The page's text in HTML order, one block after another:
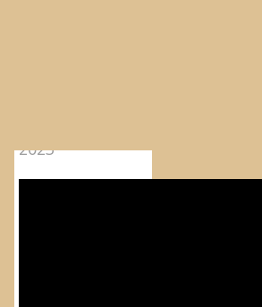
2023